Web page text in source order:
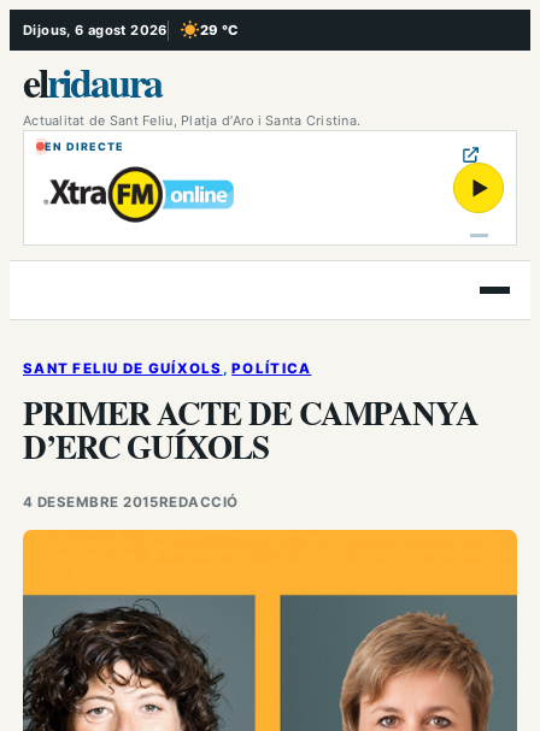
Vés
al
contingut
Dijous, 6 agost 2026 29 °C
, Cel serè
elridaura
Actualitat de Sant Feliu, Platja d’Aro i Santa Cristina.
EN DIRECTE
▶
Obre
el
SANT FELIU DE GUÍXOLS , POLÍTICA
PRIMER ACTE DE CAMPANYA
D’ERC GUÍXOLS
4 DESEMBRE 2015REDACCIÓ